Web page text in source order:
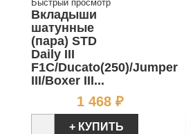
Быстрый просмотр
Вкладыши
шатунные
(пара) STD
Daily III
F1C/Ducato(250)/Jumper
III/Boxer III...
1 468 ₽Цена
+ КУПИТЬ